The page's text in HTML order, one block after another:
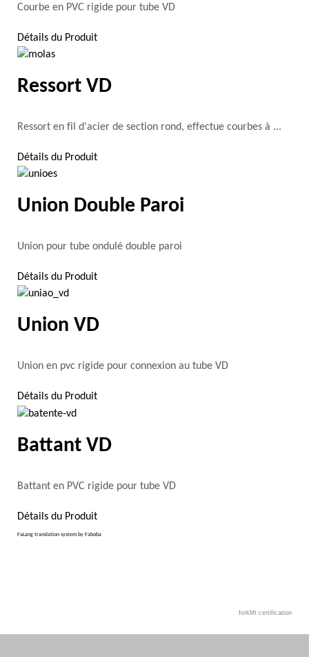
Courbe en PVC rigide pour tube VD
Détails du Produit
Ressort VD
Ressort en fil d'acier de section rond, effectue courbes à ...
Détails du Produit
Union Double Paroi
Union pour tube ondulé double paroi
Détails du Produit
Union VD
Union en pvc rigide pour connexion au tube VD
Détails du Produit
Battant VD
Battant en PVC rigide pour tube VD
Détails du Produit
FaLang translation system by Faboba
forklift certification